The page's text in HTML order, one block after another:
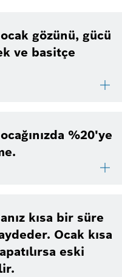
gözünü, gücü
ve basitçe
%20'ye
kısa bir süre
Ocak kısa
eski